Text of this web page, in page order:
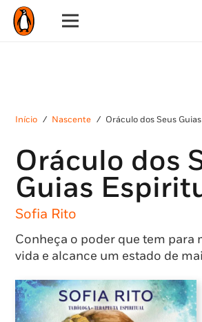
Início / Nascente / Oráculo dos Seus
Oráculo dos
Guias
Sofia Rito
Conheça o poder que tem para
vida e alcance um estado de